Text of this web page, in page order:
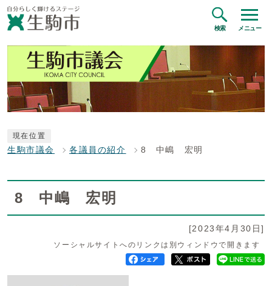
検索 メニュー
現在位置
生駒市議会 各議員の紹介 8 中嶋 宏明
8 中嶋 宏明
[2023年4月30日]
ソーシャルサイトへのリンクは別ウィンドウで開きます